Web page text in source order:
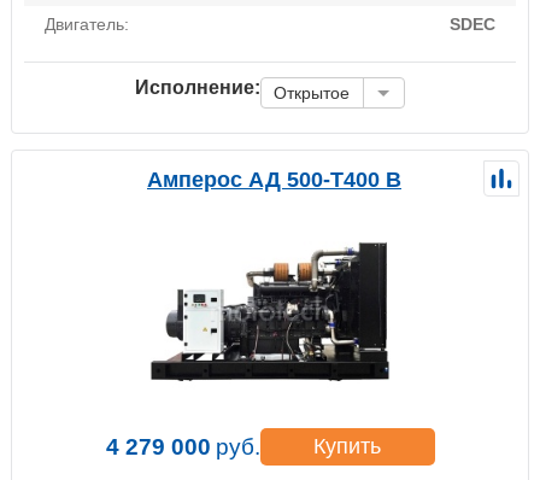
Двигатель:
SDEC
Исполнение: Открытое
Амперос АД 500-Т400 B
4 279 000 руб. Купить